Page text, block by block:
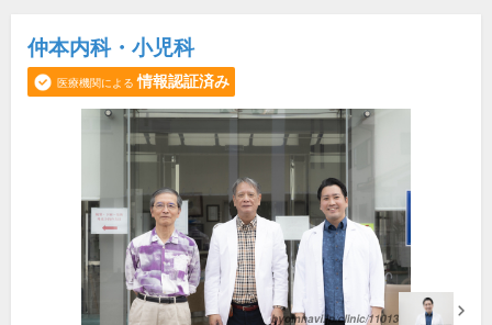
仲本内科・小児科
医療機関による 情報認証済み